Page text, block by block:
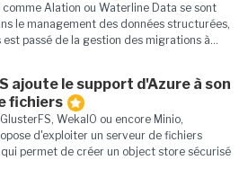
Alation ou Waterline Data se sont
le management des données structurées,
est passé de la gestion des migrations à...
ajoute le support d'Azure à son
fichiers
WekaIO ou encore Minio,
d'exploiter un serveur de fichiers
permet de créer un object store sécurisé